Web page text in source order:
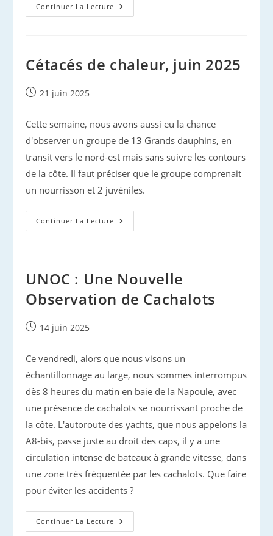
Continuer La Lecture Prospection
Méditerranée
Cétacés de chaleur, juin 2025
Publication
21 juin 2025
Cette semaine, nous avons aussi eu la chance
d'observer un groupe de 13 Grands dauphins, en
transit vers le nord-est mais sans suivre les contours
de la côte. Il faut préciser que le groupe comprenait
un nourrisson et 2 juvéniles.
Continuer La Lecture Cétacés
De
UNOC : Une Nouvelle
Observation de Cachalots
Publication
14 juin 2025
Ce vendredi, alors que nous visons un
échantillonnage au large, nous sommes interrompus
dès 8 heures du matin en baie de la Napoule, avec
une présence de cachalots se nourrissant proche de
la côte. L'autoroute des yachts, que nous appelons la
A8-bis, passe juste au droit des caps, il y a une
circulation intense de bateaux à grande vitesse, dans
une zone très fréquentée par les cachalots. Que faire
pour éviter les accidents ?
Continuer La Lecture UNOC
: